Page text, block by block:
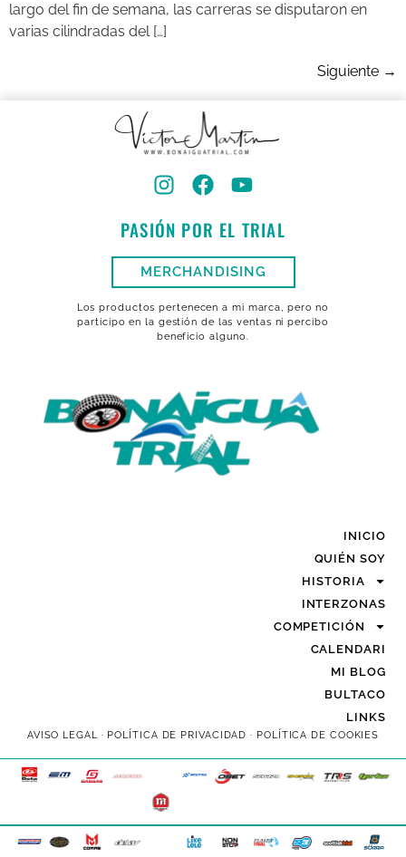
largo del fin de semana, las carreras se disputaron en
varias cilindradas del […]
Siguiente →
PASIÓN POR EL TRIAL
MERCHANDISING
Los productos pertenecen a mi marca, pero no
participo en la gestión de las ventas ni percibo
beneficio alguno.
INICIO
QUIÉN SOY
HISTORIA
INTERZONAS
COMPETICIÓN
CALENDARI
MI BLOG
BULTACO
LINKS
AVISO LEGAL· POLÍTICA DE PRIVACIDAD · POLÍTICA DE COOKIES